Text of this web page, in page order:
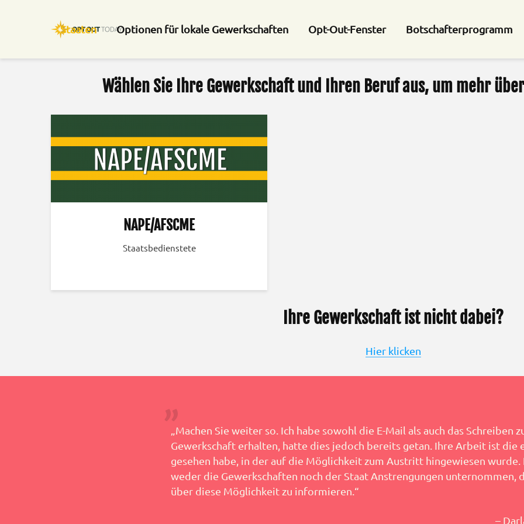
Staaten Optionen für lokale Gewerkschaften Opt-Out-Fenster Botschafterprogramm
Wählen Sie Ihre Gewerkschaft und Ihren Beruf aus, um mehr
NAPE/AFSCME
Staatsbedienstete
Ihre Gewerkschaft ist nicht dabei?
Hier klicken
„Machen Sie weiter so. Ich habe sowohl die E-Mail als auch das Schreiben
Gewerkschaft erhalten, hatte dies jedoch bereits getan. Ihre Arbeit ist die
gesehen habe, in der auf die Möglichkeit zum Austritt hingewiesen wurde.
weder die Gewerkschaften noch der Staat Anstrengungen unternommen,
über diese Möglichkeit zu informieren.“
–